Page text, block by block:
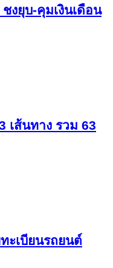
งยุบ-คุมเงินเดือน
เส้นทาง รวม 63
ะเบียนรถยนต์